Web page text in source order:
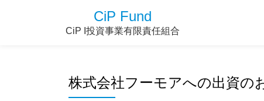
CiP Fund
CiP I投資事業有限責任組合
株式会社フーモアへの出資の